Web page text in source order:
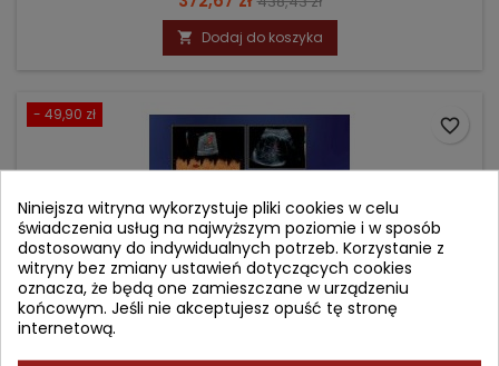
podstawowa
 Dodaj do koszyka
- 49,90 zł
favorite_border
Niniejsza witryna wykorzystuje pliki cookies w celu
świadczenia usług na najwyższym poziomie i w sposób
dostosowany do indywidualnych potrzeb. Korzystanie z
witryny bez zmiany ustawień dotyczących cookies
oznacza, że będą one zamieszczane w urządzeniu
końcowym. Jeśli nie akceptujesz opuść tę stronę
internetową.